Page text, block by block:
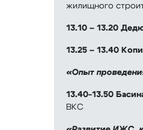
жилищного
13.10 – 13.20
13.25 – 13.40
«Опыт
13.40-13.50
ВКС